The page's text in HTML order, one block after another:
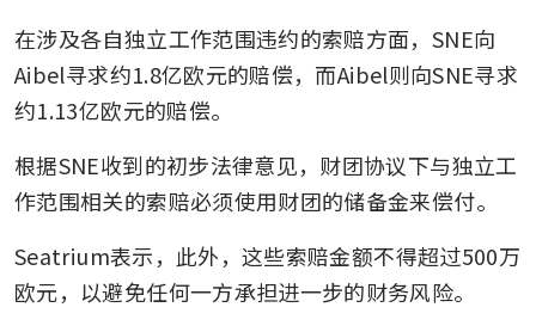
在涉及各自独立工作范围违约的索赔方面，SNE向
Aibel寻求约1.8亿欧元的赔偿，而Aibel则向SNE寻求
约1.13亿欧元的赔偿。
根据SNE收到的初步法律意见，财团协议下与独立工
作范围相关的索赔必须使用财团的储备金来偿付。
Seatrium表示，此外，这些索赔金额不得超过500万
欧元，以避免任何一方承担进一步的财务风险。